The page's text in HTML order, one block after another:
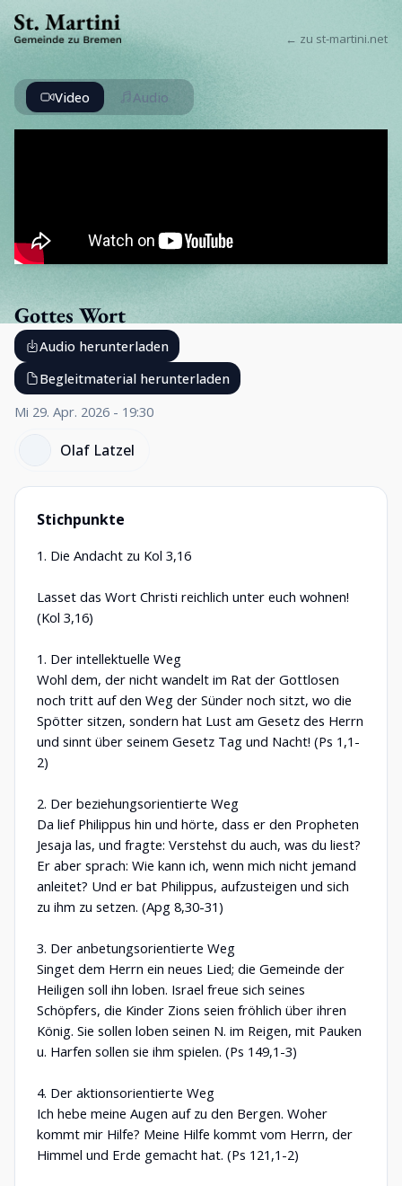
← zu st-martini.net
Video Audio
Gottes Wort
Audio herunterladen
Begleitmaterial herunterladen
Mi 29. Apr. 2026 - 19:30
Olaf Latzel
Stichpunkte
1. Die Andacht zu Kol 3,16
Lasset das Wort Christi reichlich unter euch wohnen!
(Kol 3,16)
1. Der intellektuelle Weg
Wohl dem, der nicht wandelt im Rat der Gottlosen
noch tritt auf den Weg der Sünder noch sitzt, wo die
Spötter sitzen, sondern hat Lust am Gesetz des Herrn
und sinnt über seinem Gesetz Tag und Nacht! (Ps 1,1-
2)
2. Der beziehungsorientierte Weg
Da lief Philippus hin und hörte, dass er den Propheten
Jesaja las, und fragte: Verstehst du auch, was du liest?
Er aber sprach: Wie kann ich, wenn mich nicht jemand
anleitet? Und er bat Philippus, aufzusteigen und sich
zu ihm zu setzen. (Apg 8,30-31)
3. Der anbetungsorientierte Weg
Singet dem Herrn ein neues Lied; die Gemeinde der
Heiligen soll ihn loben. Israel freue sich seines
Schöpfers, die Kinder Zions seien fröhlich über ihren
König. Sie sollen loben seinen N. im Reigen, mit Pauken
u. Harfen sollen sie ihm spielen. (Ps 149,1-3)
4. Der aktionsorientierte Weg
Ich hebe meine Augen auf zu den Bergen. Woher
kommt mir Hilfe? Meine Hilfe kommt vom Herrn, der
Himmel und Erde gemacht hat. (Ps 121,1-2)